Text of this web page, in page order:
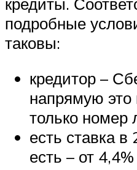
подробные
таковы:
кредитор –
напрямую это
только номер
есть ставка в
есть – от